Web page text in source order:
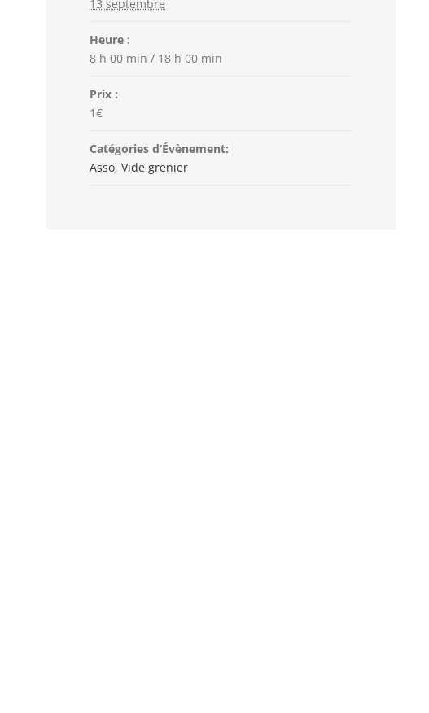
13 septembre
Heure :
8 h 00 min / 18 h 00 min
Prix :
1€
Catégories d’Évènement:
Asso,Vide grenier